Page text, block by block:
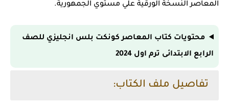
المعاصر النسخة الورقية علي مستوي الجمهورية.
محتويات كتاب المعاصر كونكت بلس انجليزي للصف
الرابع الابتدائى ترم اول 2024
تفاصيل ملف الكتاب: